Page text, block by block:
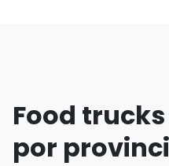
Food
por